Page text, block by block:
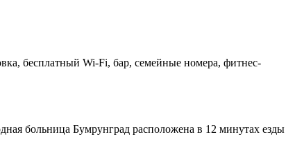
бесплатный Wi-Fi, бар, семейные номера, фитнес-
больница Бумрунград расположена в 12 минутах езды